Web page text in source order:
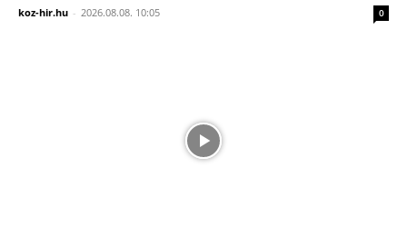
koz-hir.hu - 2026.08.08. 10:05 0